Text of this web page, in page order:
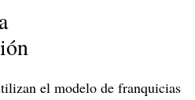
el modelo de franquicias